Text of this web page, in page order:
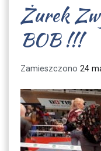
Żurek
BOB !!!
Zamieszczono 24